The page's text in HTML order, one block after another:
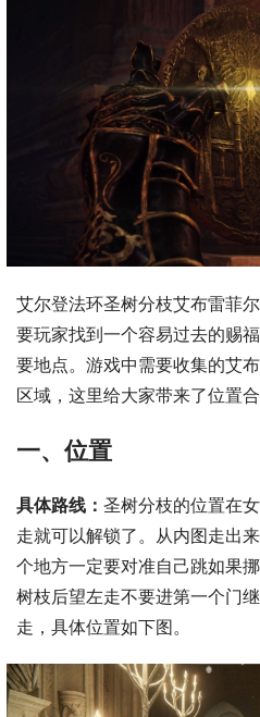
艾尔登法环圣树分枝艾布雷菲
要玩家找到一个容易过去的赐
要地点。游戏中需要收集的艾
区域，这里给大家带来了位置
一、位置
具体路线： 圣树分枝的位置在
走就可以解锁了。从内图走出
个地方一定要对准自己跳如果
树枝后望左走不要进第一个门
走，具体位置如下图。